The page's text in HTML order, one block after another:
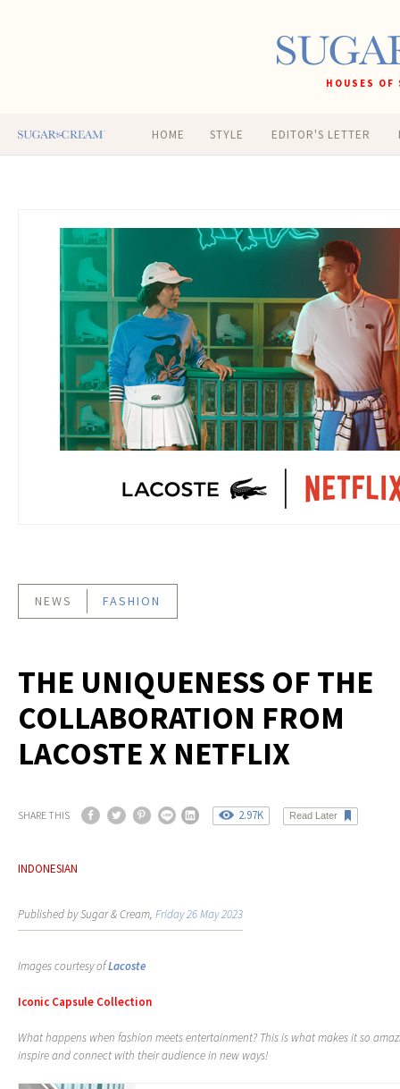
HOUSES
HOME STYLE EDITOR'S LETTER
NEWS FASHION
THE UNIQUENESS OF THE
COLLABORATION FROM
LACOSTE X NETFLIX
SHARE THIS 2.97K Read Later
INDONESIAN
Published by Sugar & Cream, Friday 26 May 2023
Images courtesy ofLacoste
Iconic Capsule Collection
What happens when fashion meets entertainment? This is what makes it so
inspire and connect with their audience in new ways!